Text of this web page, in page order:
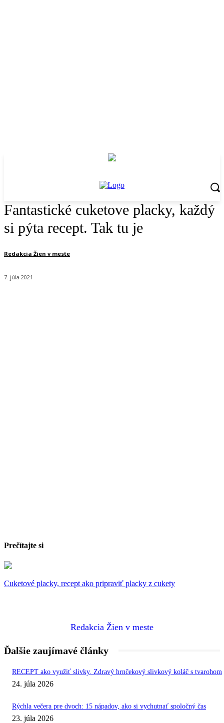
Fantastické cuketove placky, každý
si pýta recept. Tak tu je
Redakcia Žien v meste
7. júla 2021
Prečítajte si
Cuketové placky, recept ako pripraviť placky z cukety
Redakcia Žien v meste
Ďalšie zaujímavé články
RECEPT ako využiť slivky. Zdravý hrnčekový slivkový koláč s tvarohom
24. júla 2026
Rýchla večera pre dvoch: 15 nápadov, ako si vychutnať spoločný čas
23. júla 2026